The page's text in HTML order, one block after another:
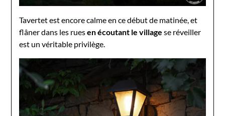
Tavertet est encore calme en ce début de matinée, et
flâner dans les ruesen écoutant le village se réveiller
est un véritable privilège.